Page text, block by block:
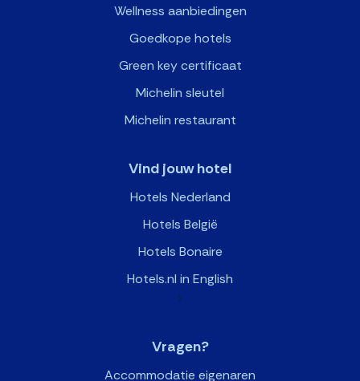
Wellness aanbiedingen
Goedkope hotels
Green key certificaat
Michelin sleutel
Michelin restaurant
Vind jouw hotel
Hotels Nederland
Hotels België
Hotels Bonaire
Hotels.nl in English
>
Vragen?
Accommodatie eigenaren